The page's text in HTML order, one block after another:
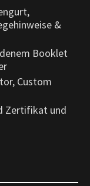
&
Booklet
Custom
Zertifikat und